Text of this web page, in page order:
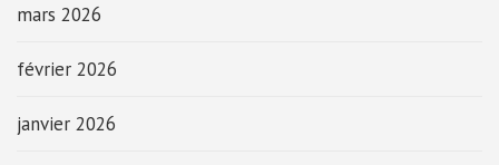
mars 2026
février 2026
janvier 2026